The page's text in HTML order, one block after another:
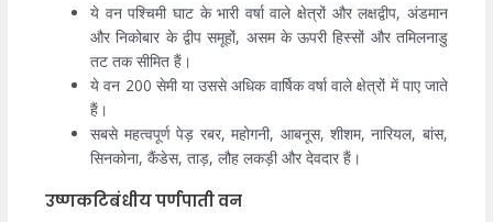
ये वन पश्चिमी घाट के भारी वर्षा वाले क्षेत्रों और लक्षद्वीप, अंडमान
और निकोबार के द्वीप समूहों, असम के ऊपरी हिस्सों और तमिलनाडु
तट तक सीमित हैं।
ये वन 200 सेमी या उससे अधिक वार्षिक वर्षा वाले क्षेत्रों में पाए जाते
हैं।
सबसे महत्वपूर्ण पेड़ रबर, महोगनी, आबनूस, शीशम, नारियल, बांस,
सिनकोना, कैंडेस, ताड़, लौह लकड़ी और देवदार हैं।
उष्णकटिबंधीय पर्णपाती वन